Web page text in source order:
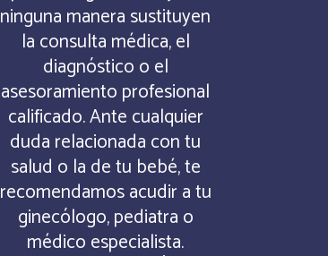
ninguna manera sustituyen
la consulta médica, el
diagnóstico o el
asesoramiento profesional
calificado. Ante cualquier
duda relacionada con tu
salud o la de tu bebé, te
recomendamos acudir a tu
ginecólogo, pediatra o
médico especialista.